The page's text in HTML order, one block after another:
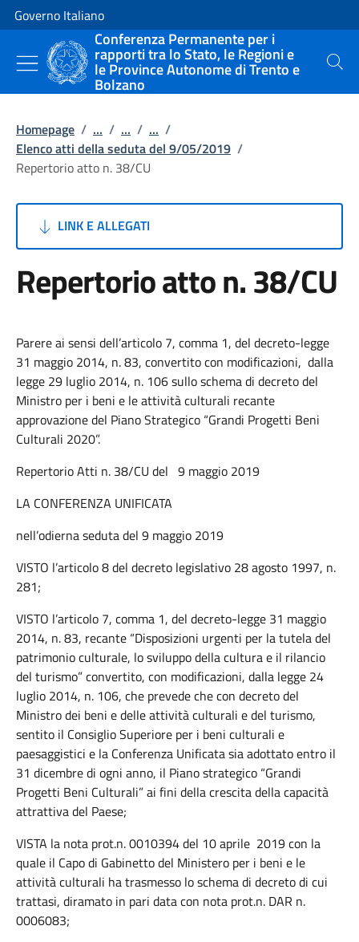
Vai al contenuto
Vai alla navigazione del sito
Governo Italiano
Conferenza Permanente per i
rapporti tra lo Stato, le Regioni e
le Province Autonome di Trento e
Bolzano
Cerca
Homepage / ... / ... / ... /
Elenco atti della seduta del 9/05/2019 /
Repertorio atto n. 38/CU
LINK E ALLEGATI
Repertorio atto n. 38/CU
Parere ai sensi dell’articolo 7, comma 1, del decreto-legge
31 maggio 2014, n. 83, convertito con modificazioni, dalla
legge 29 luglio 2014, n. 106 sullo schema di decreto del
Ministro per i beni e le attività culturali recante
approvazione del Piano Strategico “Grandi Progetti Beni
Culturali 2020”.
Repertorio Atti n. 38/CU del 9 maggio 2019
LA CONFERENZA UNIFICATA
nell’odierna seduta del 9 maggio 2019
VISTO l’articolo 8 del decreto legislativo 28 agosto 1997, n.
281;
VISTO l’articolo 7, comma 1, del decreto-legge 31 maggio
2014, n. 83, recante “Disposizioni urgenti per la tutela del
patrimonio culturale, lo sviluppo della cultura e il rilancio
del turismo” convertito, con modificazioni, dalla legge 24
luglio 2014, n. 106, che prevede che con decreto del
Ministro dei beni e delle attività culturali e del turismo,
sentito il Consiglio Superiore per i beni culturali e
paesaggistici e la Conferenza Unificata sia adottato entro il
31 dicembre di ogni anno, il Piano strategico “Grandi
Progetti Beni Culturali” ai fini della crescita della capacità
attrattiva del Paese;
VISTA la nota prot.n. 0010394 del 10 aprile 2019 con la
quale il Capo di Gabinetto del Ministero per i beni e le
attività culturali ha trasmesso lo schema di decreto di cui
trattasi, diramato in pari data con nota prot.n. DAR n.
0006083;